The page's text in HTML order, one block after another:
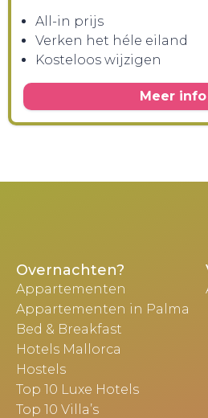
All-in prijs
Verken het héle eiland
Kosteloos wijzigen
Meer info
Overnachten?
Appartementen
Appartementen in Palma
Bed & Breakfast
Hotels Mallorca
Hostels
Top 10 Luxe Hotels
Top 10 Villa’s